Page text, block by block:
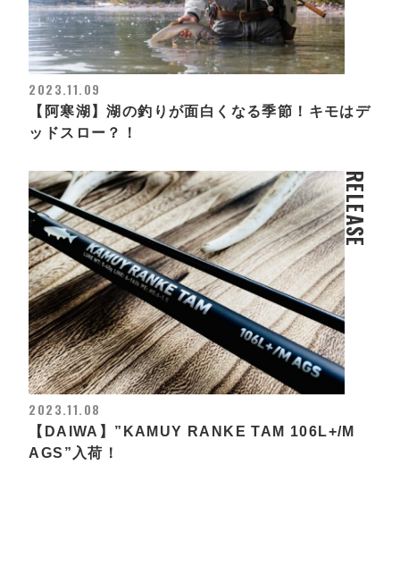
2023.11.09
【阿寒湖】湖の釣りが面白くなる季節！キモはデ
ッドスロー？！
RELEASE
2023.11.08
【DAIWA】”KAMUY RANKE TAM 106L+/M
AGS”入荷！